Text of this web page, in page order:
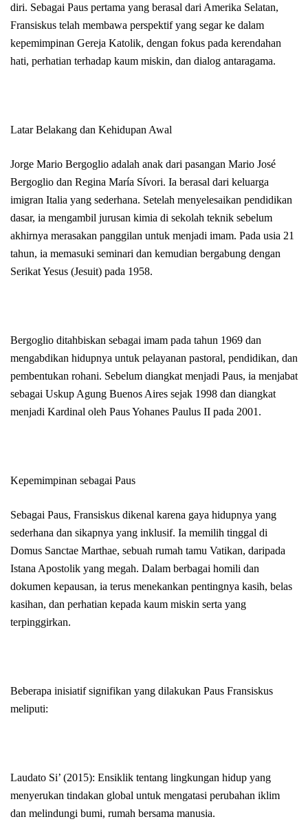
diri. Sebagai Paus pertama yang berasal dari Amerika Selatan,
Fransiskus telah membawa perspektif yang segar ke dalam
kepemimpinan Gereja Katolik, dengan fokus pada kerendahan
hati, perhatian terhadap kaum miskin, dan dialog antaragama.
Latar Belakang dan Kehidupan Awal
Jorge Mario Bergoglio adalah anak dari pasangan Mario José
Bergoglio dan Regina María Sívori. Ia berasal dari keluarga
imigran Italia yang sederhana. Setelah menyelesaikan pendidikan
dasar, ia mengambil jurusan kimia di sekolah teknik sebelum
akhirnya merasakan panggilan untuk menjadi imam. Pada usia 21
tahun, ia memasuki seminari dan kemudian bergabung dengan
Serikat Yesus (Jesuit) pada 1958.
Bergoglio ditahbiskan sebagai imam pada tahun 1969 dan
mengabdikan hidupnya untuk pelayanan pastoral, pendidikan, dan
pembentukan rohani. Sebelum diangkat menjadi Paus, ia menjabat
sebagai Uskup Agung Buenos Aires sejak 1998 dan diangkat
menjadi Kardinal oleh Paus Yohanes Paulus II pada 2001.
Kepemimpinan sebagai Paus
Sebagai Paus, Fransiskus dikenal karena gaya hidupnya yang
sederhana dan sikapnya yang inklusif. Ia memilih tinggal di
Domus Sanctae Marthae, sebuah rumah tamu Vatikan, daripada
Istana Apostolik yang megah. Dalam berbagai homili dan
dokumen kepausan, ia terus menekankan pentingnya kasih, belas
kasihan, dan perhatian kepada kaum miskin serta yang
terpinggirkan.
Beberapa inisiatif signifikan yang dilakukan Paus Fransiskus
meliputi:
Laudato Si’ (2015): Ensiklik tentang lingkungan hidup yang
menyerukan tindakan global untuk mengatasi perubahan iklim
dan melindungi bumi, rumah bersama manusia.